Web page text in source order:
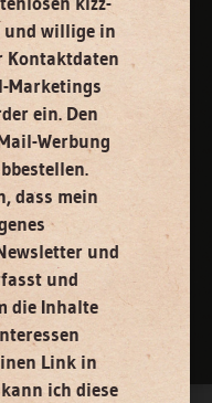
online kündigen
und willige in
Kontaktdaten
Marketings
ein. Den
Werbung
dass mein
und
und
die Inhalte
Link in
ich diese